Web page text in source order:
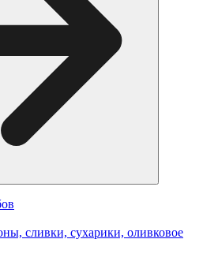
сливки, сухарики, оливковое